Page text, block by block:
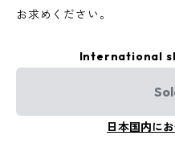
お求めください。
International
日本国内に